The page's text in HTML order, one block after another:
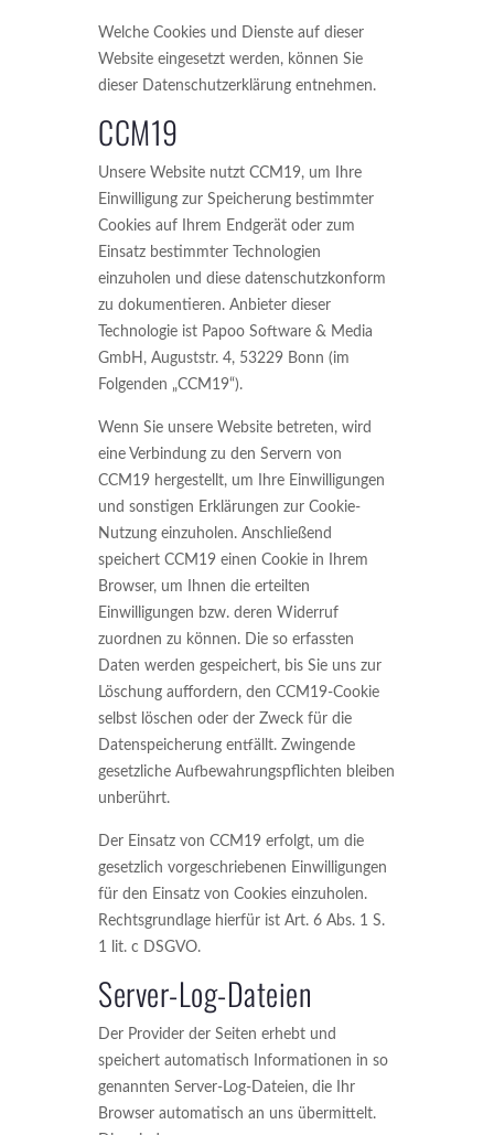
Welche Cookies und Dienste auf dieser
Website eingesetzt werden, können Sie
dieser Datenschutzerklärung entnehmen.
CCM19
Unsere Website nutzt CCM19, um Ihre
Einwilligung zur Speicherung bestimmter
Cookies auf Ihrem Endgerät oder zum
Einsatz bestimmter Technologien
einzuholen und diese datenschutzkonform
zu dokumentieren. Anbieter dieser
Technologie ist Papoo Software & Media
GmbH, Auguststr. 4, 53229 Bonn (im
Folgenden „CCM19“).
Wenn Sie unsere Website betreten, wird
eine Verbindung zu den Servern von
CCM19 hergestellt, um Ihre Einwilligungen
und sonstigen Erklärungen zur Cookie-
Nutzung einzuholen. Anschließend
speichert CCM19 einen Cookie in Ihrem
Browser, um Ihnen die erteilten
Einwilligungen bzw. deren Widerruf
zuordnen zu können. Die so erfassten
Daten werden gespeichert, bis Sie uns zur
Löschung auffordern, den CCM19-Cookie
selbst löschen oder der Zweck für die
Datenspeicherung entfällt. Zwingende
gesetzliche Aufbewahrungspflichten bleiben
unberührt.
Der Einsatz von CCM19 erfolgt, um die
gesetzlich vorgeschriebenen Einwilligungen
für den Einsatz von Cookies einzuholen.
Rechtsgrundlage hierfür ist Art. 6 Abs. 1 S.
1 lit. c DSGVO.
Server-Log-Dateien
Der Provider der Seiten erhebt und
speichert automatisch Informationen in so
genannten Server-Log-Dateien, die Ihr
Browser automatisch an uns übermittelt.